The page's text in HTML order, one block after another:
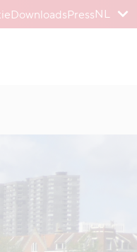
DownloadsPressNL